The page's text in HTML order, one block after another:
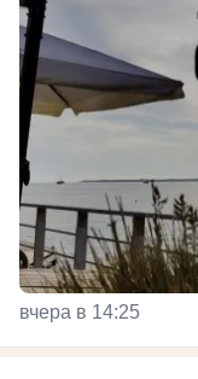
вчера в 14:25